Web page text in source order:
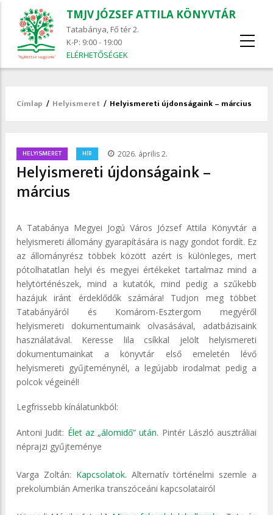
TMJV JÓZSEF ATTILA KÖNYVTÁR
Tatabánya, Fő tér 2.
K-P: 9:00 - 19:00
ELÉRHETŐSÉGEK
Morzsa
Címlap / Helyismeret / Helyismereti újdonságaink – március
HELYISMERET HÍR 2026. április 2.
Helyismereti újdonságaink –
március
A Tatabánya Megyei Jogú Város József Attila Könyvtár a
helyismereti állomány gyarapítására is nagy gondot fordít. Ez
az állományrész többek között azért is különleges, mert
pótolhatatlan helyi és megyei értékeket tartalmaz mind a
helytörténészek, mind a kutatók, mind pedig a szűkebb
hazájuk iránt érdeklődők számára! Tudjon meg többet
Tatabányáról és Komárom-Esztergom megyéről
helyismereti dokumentumaink olvasásával, adatbázisaink
használatával. Keresse lila csíkkal jelölt helyismereti
dokumentumainkat a könyvtár első emeletén lévő
helyismereti gyűjteménynél, a legújabb irodalmat pedig a
polcok végeinél!
Legfrissebb kínálatunkból:
Antoni Judit: Élet az „álomidő” után. Pintér László ausztráliai
néprajzi gyűjteménye
Varga Zoltán: Kapcsolatok. Alternatív történelmi szemle a
prekolumbián Amerika transzóceáni kapcsolatairól